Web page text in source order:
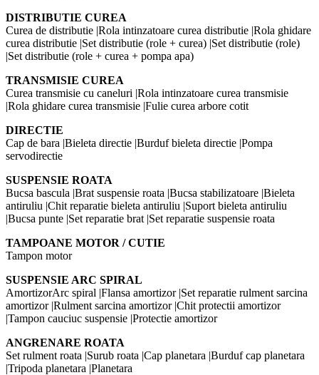
DISTRIBUTIE CUREA
Curea de distributie |Rola intinzatoare curea distributie |Rola ghidare
curea distributie |Set distributie (role + curea) |Set distributie (role)
|Set distributie (role + curea + pompa apa)
TRANSMISIE CUREA
Curea transmisie cu caneluri |Rola intinzatoare curea transmisie
|Rola ghidare curea transmisie |Fulie curea arbore cotit
DIRECTIE
Cap de bara |Bieleta directie |Burduf bieleta directie |Pompa
servodirectie
SUSPENSIE ROATA
Bucsa bascula |Brat suspensie roata |Bucsa stabilizatoare |Bieleta
antiruliu |Chit reparatie bieleta antiruliu |Suport bieleta antiruliu
|Bucsa punte |Set reparatie brat |Set reparatie suspensie roata
TAMPOANE MOTOR / CUTIE
Tampon motor
SUSPENSIE ARC SPIRAL
AmortizorArc spiral |Flansa amortizor |Set reparatie rulment sarcina
amortizor |Rulment sarcina amortizor |Chit protectii amortizor
|Tampon cauciuc suspensie |Protectie amortizor
ANGRENARE ROATA
Set rulment roata |Surub roata |Cap planetara |Burduf cap planetara
|Tripoda planetara |Planetara